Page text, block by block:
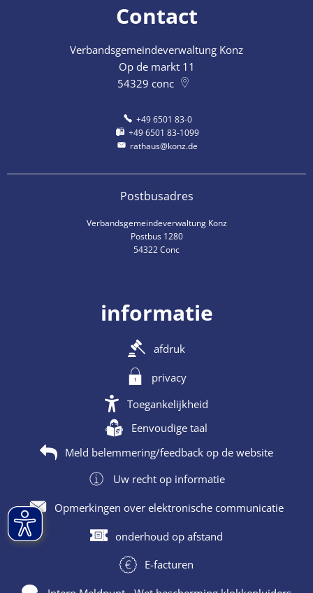
Contact
Verbandsgemeindeverwaltung Konz
Op de markt 11
54329 conc
+49 6501 83-0
+49 6501 83-1099
rathaus@konz.de
Postbusadres
Verbandsgemeindeverwaltung Konz
Postbus 1280
54322 Conc
informatie
afdruk
privacy
Toegankelijkheid
Eenvoudige taal
Meld belemmering/feedback op de website
Uw recht op informatie
Opmerkingen over elektronische communicatie
onderhoud op afstand
E-facturen